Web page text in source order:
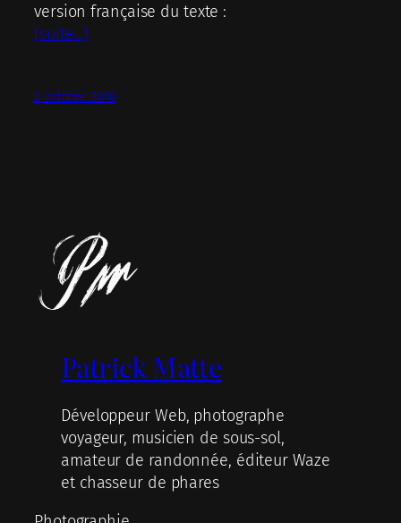
version française du texte :
(suite…)
2 octobre 2010
Patrick Matte
Développeur Web, photographe
voyageur, musicien de sous-sol,
amateur de randonnée, éditeur Waze
et chasseur de phares